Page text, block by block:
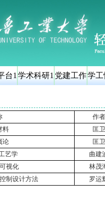
台1 学术科研1 党建工作学
作者
料
匡卫
论
匡卫
艺学
曲建
视化
林茂
制设计方法 罗运